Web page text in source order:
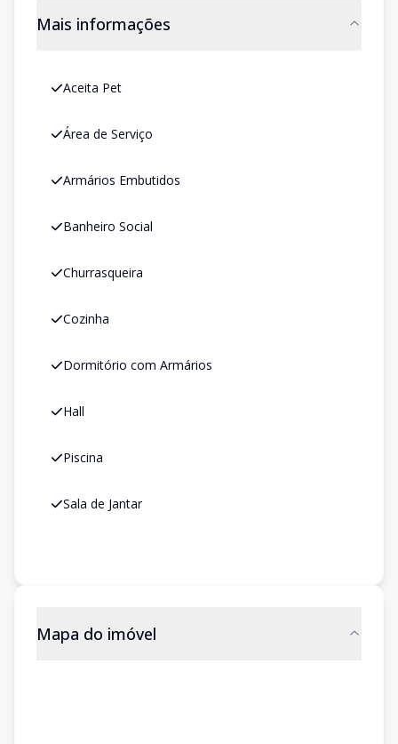
Mais informações
Aceita Pet
Área de Serviço
Armários Embutidos
Banheiro Social
Churrasqueira
Cozinha
Dormitório com Armários
Hall
Piscina
Sala de Jantar
Mapa do imóvel